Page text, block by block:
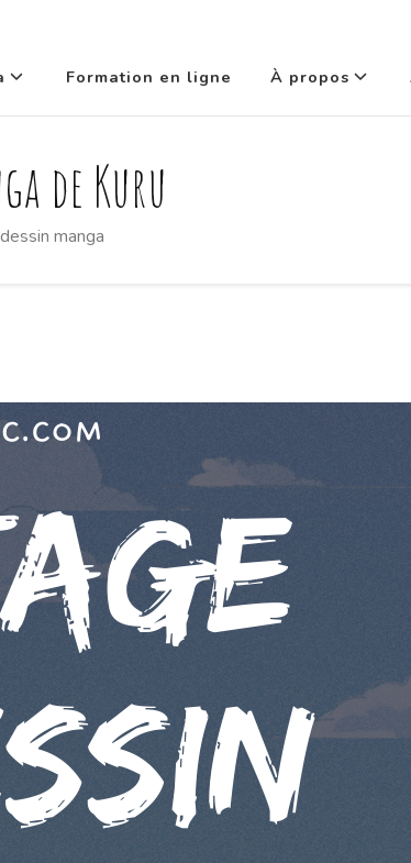
Formation en ligne À propos
de Kuru
manga